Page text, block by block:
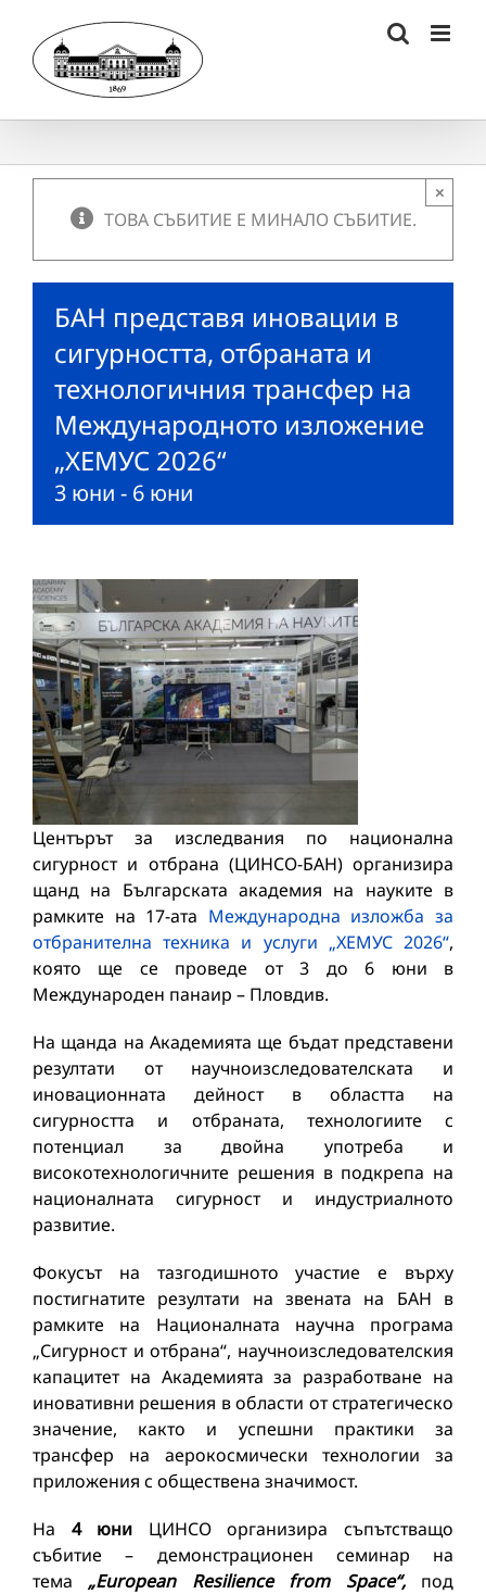
content
ТОВА СЪБИТИЕ Е МИНАЛО СЪБИТИЕ.
×
БАН представя иновации в
сигурността, отбраната и
технологичния трансфер на
Международното изложение
„ХЕМУС 2026“
3 юни - 6 юни
Центърът за изследвания по национална
сигурност и отбрана (ЦИНСО-БАН) организира
щанд на Българската академия на науките в
рамките на 17-ата Международна изложба за
отбранителна техника и услуги „ХЕМУС 2026“,
която ще се проведе от 3 до 6 юни в
Международен панаир – Пловдив.
На щанда на Академията ще бъдат представени
резултати от научноизследователската и
иновационната дейност в областта на
сигурността и отбраната, технологиите с
потенциал за двойна употреба и
високотехнологичните решения в подкрепа на
националната сигурност и индустриалното
развитие.
Фокусът на тазгодишното участие е върху
постигнатите резултати на звената на БАН в
рамките на Националната научна програма
„Сигурност и отбрана“, научноизследователския
капацитет на Академията за разработване на
иновативни решения в области от стратегическо
значение, както и успешни практики за
трансфер на аерокосмически технологии за
приложения с обществена значимост.
На 4 юни ЦИНСО организира съпътстващо
събитие – демонстрационен семинар на
тема „European Resilience from Space“, под